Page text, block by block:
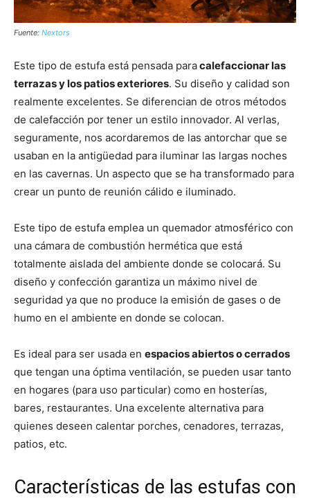
Fuente: Nextors
Este tipo de estufa está pensada paracalefaccionar las
terrazas y los patios exteriores. Su diseño y calidad son
realmente excelentes. Se diferencian de otros métodos
de calefacción por tener un estilo innovador. Al verlas,
seguramente, nos acordaremos de las antorchar que se
usaban en la antigüedad para iluminar las largas noches
en las cavernas. Un aspecto que se ha transformado para
crear un punto de reunión cálido e iluminado.
Este tipo de estufa emplea un quemador atmosférico con
una cámara de combustión hermética que está
totalmente aislada del ambiente donde se colocará. Su
diseño y confección garantiza un máximo nivel de
seguridad ya que no produce la emisión de gases o de
humo en el ambiente en donde se colocan.
Es ideal para ser usada en espacios abiertos o cerrados
que tengan una óptima ventilación, se pueden usar tanto
en hogares (para uso particular) como en hosterías,
bares, restaurantes. Una excelente alternativa para
quienes deseen calentar porches, cenadores, terrazas,
patios, etc.
Características de las estufas con